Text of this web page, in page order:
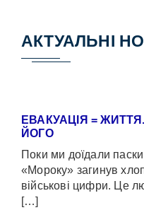
АКТУАЛЬНІ
ЕВАКУАЦІЯ =
ЙОГО
Поки ми доїдали
«Мороку» загинув
військові цифри. Це
[…]